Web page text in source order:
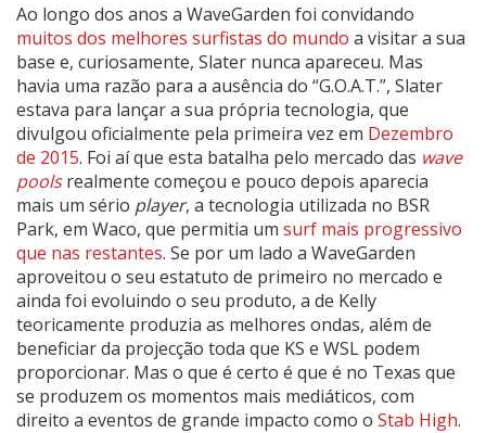
Ao longo dos anos a WaveGarden foi convidando
muitos dos melhores surfistas do mundo a visitar a sua
base e, curiosamente, Slater nunca apareceu. Mas
havia uma razão para a ausência do “G.O.A.T.”, Slater
estava para lançar a sua própria tecnologia, que
divulgou oficialmente pela primeira vez em Dezembro
de 2015. Foi aí que esta batalha pelo mercado das wave
poolsrealmente começou e pouco depois aparecia
mais um sério player, a tecnologia utilizada no BSR
Park, em Waco, que permitia um surf mais progressivo
que nas restantes. Se por um lado a WaveGarden
aproveitou o seu estatuto de primeiro no mercado e
ainda foi evoluindo o seu produto, a de Kelly
teoricamente produzia as melhores ondas, além de
beneficiar da projecção toda que KS e WSL podem
proporcionar. Mas o que é certo é que é no Texas que
se produzem os momentos mais mediáticos, com
direito a eventos de grande impacto como o Stab High.